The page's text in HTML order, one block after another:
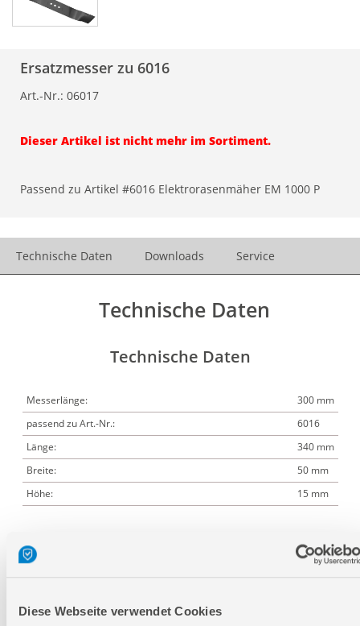
Diese Webseite verwendet Cookies
Ersatzmesser zu 6016
Art.-Nr.: 06017
Dieser Artikel ist nicht mehr im Sortiment.
Passend zu Artikel #6016 Elektrorasenmäher EM 1000 P
Technische Daten Downloads Service
Technische Daten
Technische Daten
Messerlänge:
300 mm
passend zu Art.-Nr.:
6016
Länge:
340 mm
Breite:
50 mm
Höhe:
15 mm